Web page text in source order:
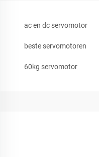
ac en dc servomotor
beste servomotoren
60kg servomotor